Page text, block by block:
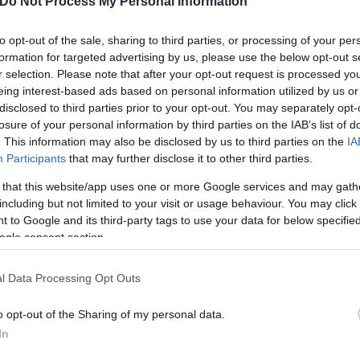
opt-out of the sale, sharing to third parties, or processing of your
for targeted advertising by us, please use the below opt-out
selection. Please note that after your opt-out request is processed
interest-based ads based on personal information utilized by us
to third parties prior to your opt-out. You may separately
of your personal information by third parties on the IAB’s list of
This information may also be disclosed by us to third parties on the
Participants that may further disclose it to other third parties.
that this website/app uses one or more Google services and may
but not limited to your visit or usage behaviour. You may
to Google and its third-party tags to use your data for below
consent section.
Data Processing Opt Outs
opt-out of the Sharing of my personal data.
επιτήρηση των εμπλεκομένων προσώπων,
τη σύλληψη των εν λόγω ατόμων και τον
το βράδυ της Τρίτης (27/8) από ειδικό
την Υποδιεύθυνση Αστυνομίας Μυκόνου. Πιο
μίας ώρας και έναντι του χρηματικού
αγγελίες αναρτημένες στην προαναφερόμενη
Μυκόνου (outcall) και το δεύτερο στο ξενοδοχείο
των ραντεβού τους οι εκδιδόμενες (incall),